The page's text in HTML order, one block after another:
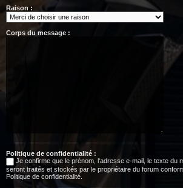
Raison :
Corps du message :
Politique de confidentialité :
Je confirme que le prénom, l‘adresse e-mail, le texte du
seront traités et stockés par le propriétaire du forum
Politique de confidentialité